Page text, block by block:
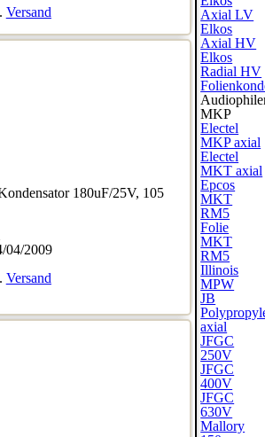
Versand
180uF/25V, 105
04/2009
Versand
Axial LV
Elkos
Axial HV
Elkos
Radial HV
MKP
Electel
MKP axial
Electel
MKT axial
Epcos
MKT
RM5
Folie
MKT
RM5
Illinois
MPW
JB
axial
JFGC
250V
JFGC
400V
JFGC
630V
Mallory